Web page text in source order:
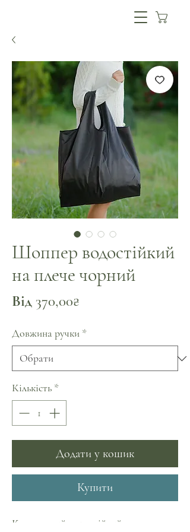
Шоппер водостійкий
на плече чорний
Від 370,00₴
Довжина ручки *
Кількість *
Додати у кошик
Купити
Компактний водостійкий шоппер не